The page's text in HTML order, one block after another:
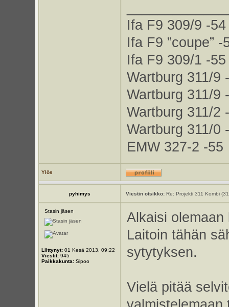
Ifa F9 309/9 -54
Ifa F9 ”coupe” -
Ifa F9 309/1 -55
Wartburg 311/9
Wartburg 311/9
Wartburg 311/2
Wartburg 311/0
EMW 327-2 -55
Ylös
pyhimys Viestin otsikko:Re: Projekti 311 Kombi
Stasin jäsen
Liittynyt:01 Kesä 2013, 09:22
Viestit:945
Paikkakunta:Sipoo
Alkaisi
Laitoin tähän
sytytyksen.
Vielä pitää